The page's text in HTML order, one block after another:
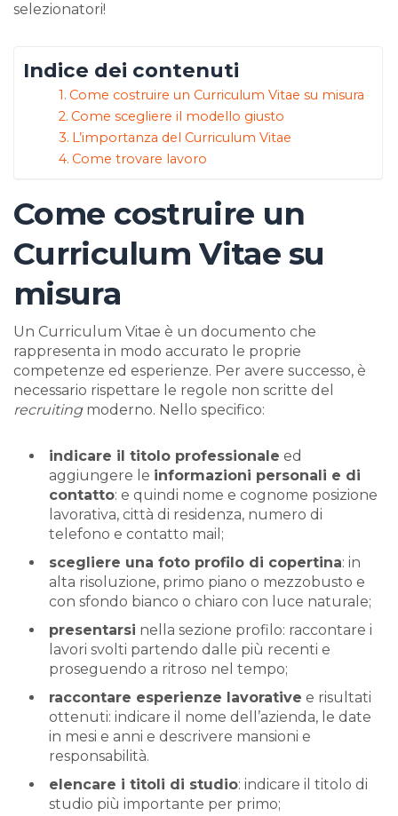
selezionatori!
Indice dei contenuti
Come costruire un Curriculum Vitae su misura
Come scegliere il modello giusto
L’importanza del Curriculum Vitae
Come trovare lavoro
Come costruire un
Curriculum Vitae su
misura
Un Curriculum Vitae è un documento che
rappresenta in modo accurato le proprie
competenze ed esperienze. Per avere successo, è
necessario rispettare le regole non scritte del
recruitingmoderno. Nello specifico:
indicare il titolo professionale ed
aggiungere le informazioni personali e di
contatto: e quindi nome e cognome posizione
lavorativa, città di residenza, numero di
telefono e contatto mail;
scegliere una foto profilo di copertina: in
alta risoluzione, primo piano o mezzobusto e
con sfondo bianco o chiaro con luce naturale;
presentarsi nella sezione profilo: raccontare i
lavori svolti partendo dalle più recenti e
proseguendo a ritroso nel tempo;
raccontare esperienze lavorative e risultati
ottenuti: indicare il nome dell’azienda, le date
in mesi e anni e descrivere mansioni e
responsabilità.
elencare i titoli di studio: indicare il titolo di
studio più importante per primo;